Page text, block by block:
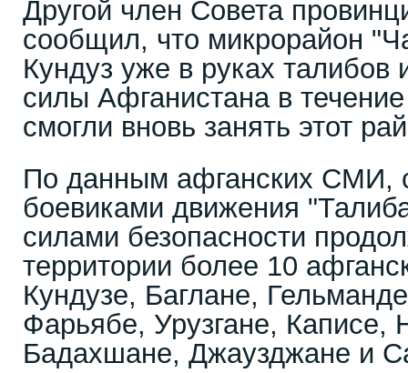
Другой член Совета
сообщил, что микрорайон
Кундуз уже в руках талибов
силы Афганистана в
смогли вновь занять этот
По данным афганских СМИ,
боевиками движения
силами безопасности
территории более 10
Кундузе, Баглане,
Фарьябе, Урузгане, Каписе,
Бадахшане, Джаузджане и